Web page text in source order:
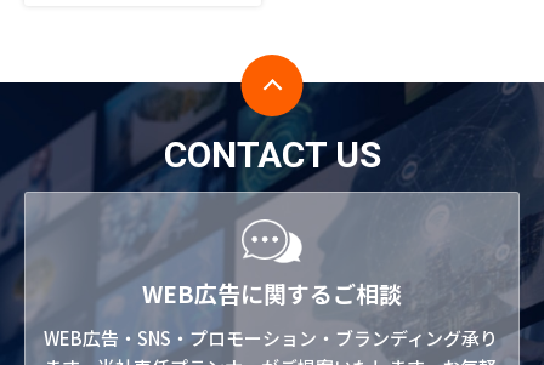
CONTACT US
WEB広告に関するご相談
WEB広告・SNS・プロモーション・ブランディング承り